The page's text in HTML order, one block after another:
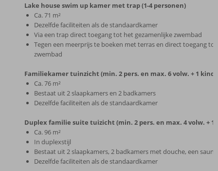
Lake house swim up kamer met trap (1-4 personen)
Ca. 71 m²
Dezelfde faciliteiten als de standaardkamer
Via een trap direct toegang tot het gezamenlijke zwembad
Tegen een meerprijs te boeken met terras en direct toegang
zwembad
Familiekamer tuinzicht (min. 2 pers. en max. 6 volw. + 1 kind)
Ca. 76 m²
Bestaat uit 2 slaapkamers en 2 badkamers
Dezelfde faciliteiten als de standaardkamer
Duplex familie suite tuizicht (min. 2 pers. en max. 4 volw. + 1
Ca. 96 m²
In duplexstijl
Bestaat uit 2 slaapkamers, 2 badkamers met douche, een
Dezelfde faciliteiten als de standaardkamer